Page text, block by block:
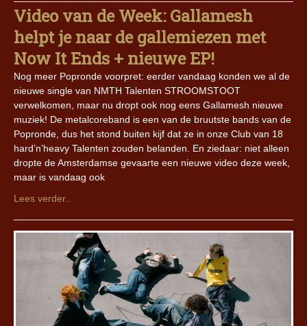
Video van de Week: Gallamesh
helpt je naar de gallemiezen met
Now It Ends + nieuwe EP!
Nog meer Popronde voorpret: eerder vandaag konden we al de
nieuwe single van NMTH Talenten STROOMSTOOT
verwelkomen, maar nu dropt ook nog eens Gallamesh nieuwe
muziek! De metalcoreband is een van de bruutste bands van de
Popronde, dus het stond buiten kijf dat ze in onze Club van 18
hard’n’heavy Talenten zouden belanden. En ziedaar: niet alleen
dropte de Amsterdamse gevaarte een nieuwe video deze week,
maar is vandaag ook
Lees verder..